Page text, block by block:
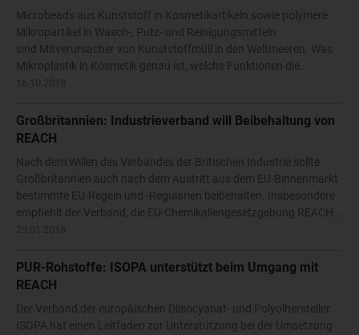
Microbeads aus Kunststoff in Kosmetikartikeln sowie polymere
Mikropartikel in Wasch-, Putz- und Reinigungsmitteln
sind Mitverursacher von Kunststoffmüll in den Weltmeeren. Was
Mikroplastik in Kosmetik genau ist, welche Funktionen die…
Großbritannien: Industrieverband will Beibehaltung von
REACH
Nach dem Willen des Verbandes der Britischen Industrie sollte
Großbritannien auch nach dem Austritt aus dem EU-Binnenmarkt
bestimmte EU-Regeln und -Regularien beibehalten. Insbesondere
empfiehlt der Verband, die EU-Chemikaliengesetzgebung REACH…
PUR-Rohstoffe: ISOPA unterstützt beim Umgang mit
REACH
Der Verband der europäischen Diisocyanat- und Polyolhersteller
ISOPA hat einen Leitfaden zur Unterstützung bei der Umsetzung